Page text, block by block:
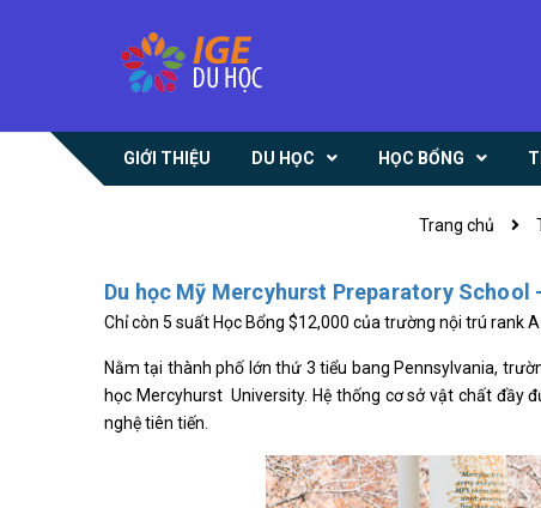
GIỚI THIỆU DU HỌC HỌC BỔNG
Trang chủ
Du học Mỹ Mercyhurst Preparatory School
Chỉ còn 5 suất Học Bổng $12,000 của trường nội trú rank
Nằm tại thành phố lớn thứ 3 tiểu bang Pennsylvania,
học Mercyhurst University. Hệ thống cơ sở vật chất đầy
nghệ tiên tiến.